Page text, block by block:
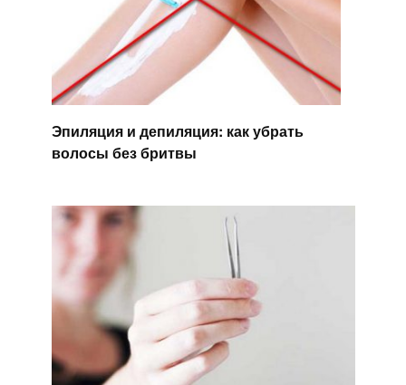
Эпиляция и депиляция: как убрать
волосы без бритвы